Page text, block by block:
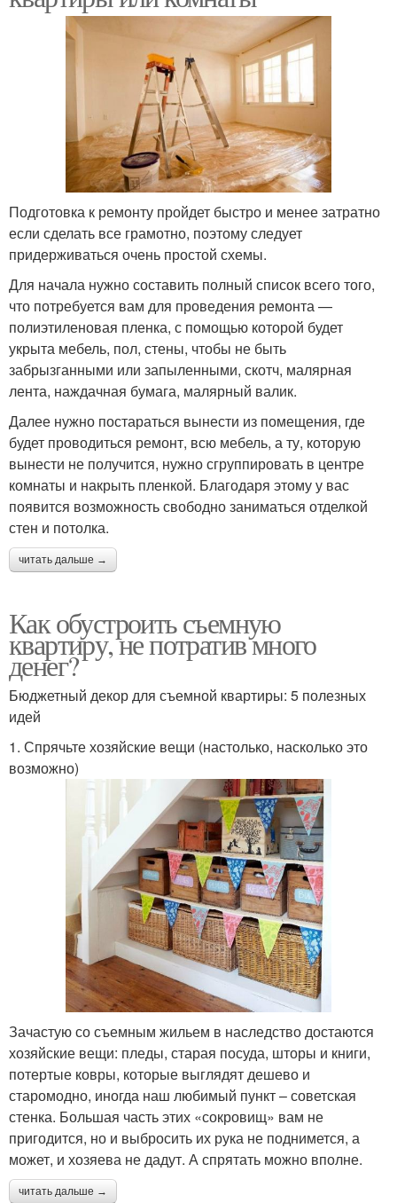
Подготовка к ремонту пройдет быстро и менее затратно
если сделать все грамотно, поэтому следует
придерживаться очень простой схемы.
Для начала нужно составить полный список всего того,
что потребуется вам для проведения ремонта —
полиэтиленовая пленка, с помощью которой будет
укрыта мебель, пол, стены, чтобы не быть
забрызганными или запыленными, скотч, малярная
лента, наждачная бумага, малярный валик.
Далее нужно постараться вынести из помещения, где
будет проводиться ремонт, всю мебель, а ту, которую
вынести не получится, нужно сгруппировать в центре
комнаты и накрыть пленкой. Благодаря этому у вас
появится возможность свободно заниматься отделкой
стен и потолка.
читать дальше →
Как обустроить съемную
квартиру, не потратив много
денег?
Бюджетный декор для съемной квартиры: 5 полезных
идей
1. Спрячьте хозяйские вещи (настолько, насколько это
возможно)
Зачастую со съемным жильем в наследство достаются
хозяйские вещи: пледы, старая посуда, шторы и книги,
потертые ковры, которые выглядят дешево и
старомодно, иногда наш любимый пункт – советская
стенка. Большая часть этих «сокровищ» вам не
пригодится, но и выбросить их рука не поднимется, а
может, и хозяева не дадут. А спрятать можно вполне.
читать дальше →